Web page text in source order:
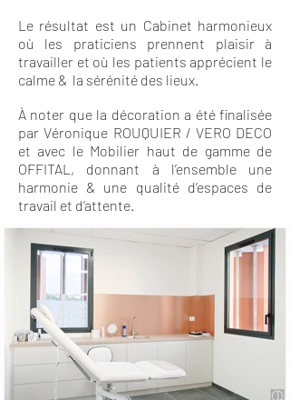
Le résultat est un Cabinet harmonieux
où les praticiens prennent plaisir à
travailler et où les patients apprécient le
calme & la sérénité des lieux.
À noter que la décoration a été finalisée
par Véronique ROUQUIER / VERO DECO
et avec le Mobilier haut de gamme de
OFFITAL, donnant à l’ensemble une
harmonie & une qualité d’espaces de
travail et d’attente.